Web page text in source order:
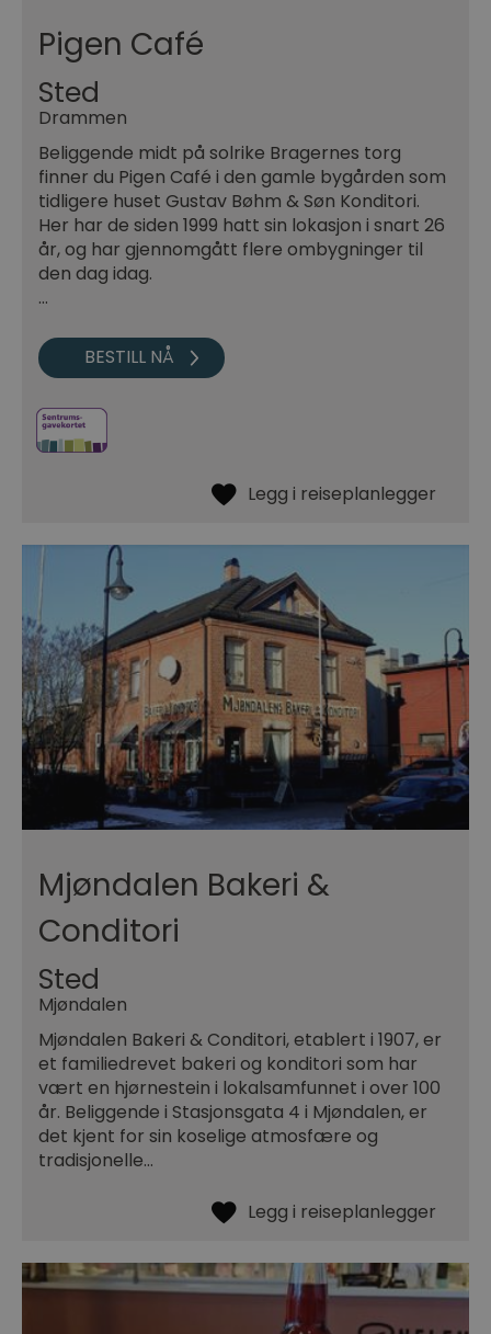
Pigen Café
Sted
Drammen
Beliggende midt på solrike Bragernes torg
finner du Pigen Café i den gamle bygården som
tidligere huset Gustav Bøhm & Søn Konditori.
Her har de siden 1999 hatt sin lokasjon i snart 26
år, og har gjennomgått flere ombygninger til
den dag idag.
…
Mjøndalen Bakeri &
Conditori
Sted
Mjøndalen
Mjøndalen Bakeri & Conditori, etablert i 1907, er
et familiedrevet bakeri og konditori som har
vært en hjørnestein i lokalsamfunnet i over 100
år. Beliggende i Stasjonsgata 4 i Mjøndalen, er
det kjent for sin koselige atmosfære og
tradisjonelle…